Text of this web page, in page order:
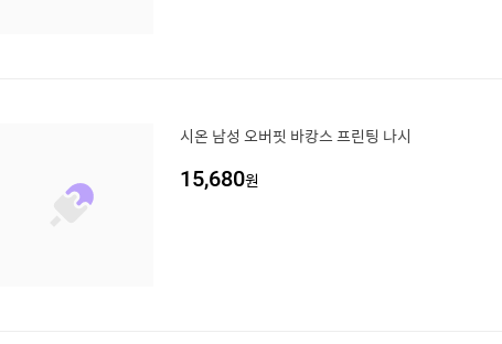
시온 남성 오버핏 바캉스 프린팅 나시
15,680원